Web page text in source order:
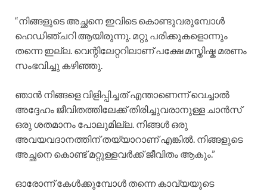
“നിങ്ങളുടെ അച്ഛനെ ഇവിടെ കൊണ്ടുവരുമ്പോൾ
ഹെഡിഞ്ചറി ആയിരുന്നു. മറ്റു പരിക്കുകളൊന്നും
തന്നെ ഇല്ല. വെന്റിലേറ്ററിലാണ് പക്ഷേ മസ്തിഷ്ക മരണം
സംഭവിച്ചു കഴിഞ്ഞു.
ഞാൻ നിങ്ങളെ വിളിപ്പിച്ചത് എന്താണെന്ന് വെച്ചാൽ
അദ്ദേഹം ജീവിതത്തിലേക്ക് തിരിച്ചുവരാനുള്ള ചാൻസ്
ഒരു ശതമാനം പോലുമില്ല. നിങ്ങൾ ഒരു
അവയവദാനത്തിന് തയ്യാറാണ് എങ്കിൽ. നിങ്ങളുടെ
അച്ഛനെ കൊണ്ട് മറ്റുള്ളവർക്ക് ജീവിതം ആകും.”
ഓരോന്ന് കേൾക്കുമ്പോൾ തന്നെ കാവ്യയുടെ